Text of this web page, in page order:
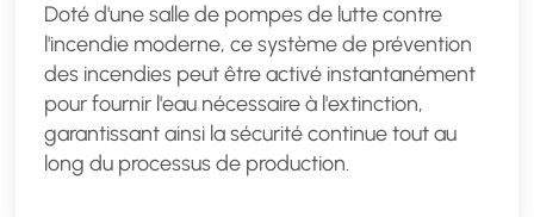
Doté d'une salle de pompes de lutte contre
l'incendie moderne, ce système de prévention
des incendies peut être activé instantanément
pour fournir l'eau nécessaire à l'extinction,
garantissant ainsi la sécurité continue tout au
long du processus de production.